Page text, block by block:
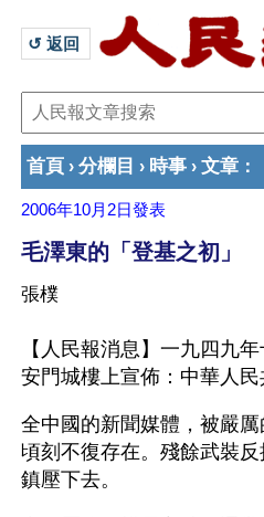
↺ 返回
首頁 › 分欄目 › 時事 › 文章 ：
2006年10月2日發表
毛澤東的「登基之初」
張樸
【人民報消息】一九四九
安門城樓上宣佈：中華人民
全中國的新聞媒體，被嚴
頃刻不復存在。殘餘武裝
鎮壓下去。